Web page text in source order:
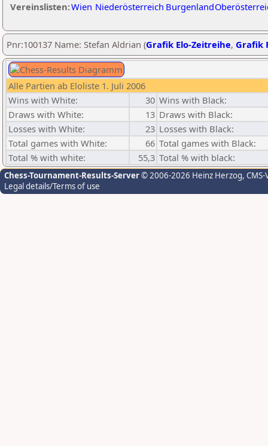
Vereinslisten:Wien Niederösterreich Burgenland
Pnr:100137 Name: Stefan Aldrian (Grafik Elo-Zeitreihe, Grafik
Alle Partien ab Eloliste 1. Juli 2006
Wins with White:
30 Wins with Black:
Draws with White:
13 Draws with Black:
Losses with White:
23 Losses with Black:
Total games with White:
66 Total games with Black:
Total % with white:
55,3 Total % with black:
Chess-Tournament-Results-Server© 2006-2026 Heinz Herzog,
Legal details/Terms of use